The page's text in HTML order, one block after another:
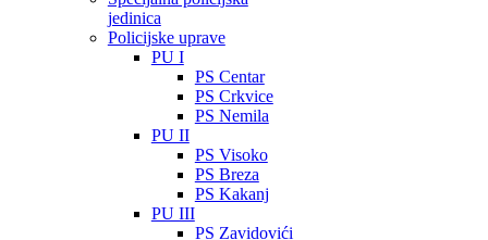
jedinica
Policijske uprave
PU I
PS Centar
PS Crkvice
PS Nemila
PU II
PS Visoko
PS Breza
PS Kakanj
PU III
PS Zavidovići